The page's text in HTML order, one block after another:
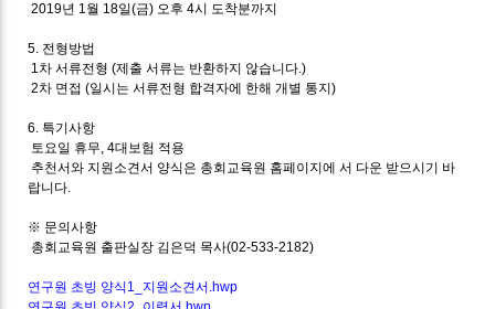
2019년 1월 18일(금) 오후 4시 도착분까지
5. 전형방법
1차 서류전형 (제출 서류는 반환하지 않습니다.)
2차 면접 (일시는 서류전형 합격자에 한해 개별 통지)
6. 특기사항
토요일 휴무, 4대보험 적용
추천서와 지원소견서 양식은 총회교육원 홈페이지에 서 다운 받으시기 바
랍니다.
※ 문의사항
총회교육원 출판실장 김은덕 목사(02-533-2182)
연구원 초빙 양식1_지원소견서.hwp